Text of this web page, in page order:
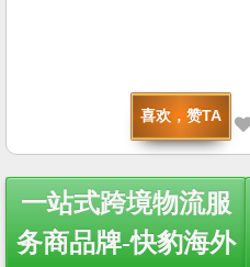
喜欢，赞TA
navigation
一站式跨境物流服
务商品牌-快豹海外